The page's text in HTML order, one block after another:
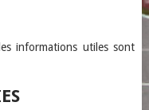
informations utiles sont